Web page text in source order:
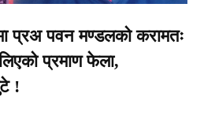
प्रअ पवन मण्डलको करामतः
प्रमाण फेला,
!